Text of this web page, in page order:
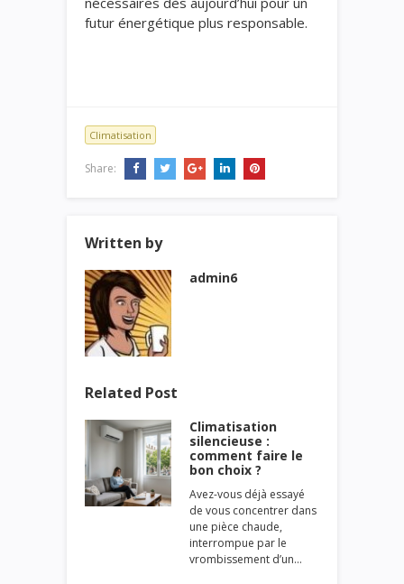
futur énergétique plus responsable.
Climatisation
Share:
Written by
admin6
Related Post
Climatisation
silencieuse :
comment faire le
bon choix ?
Avez-vous déjà essayé
de vous concentrer dans
une pièce chaude,
interrompue par le
vrombissement d’un…